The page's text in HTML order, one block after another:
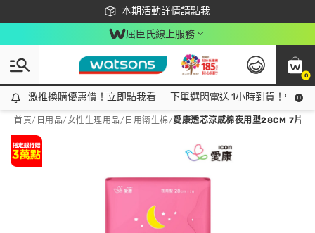
本期活動詳情請點我
下載app最高回饋$350
屈臣氏線上服務
0
激推換購優惠價！立即點我看
激推換購優惠價！立即點我看 下單選閃電送 1小時到貨！領神
首頁/ 日用品/女性生理用品/ 日用衛生棉/愛康透芯涼感棉夜用型28CM 7片